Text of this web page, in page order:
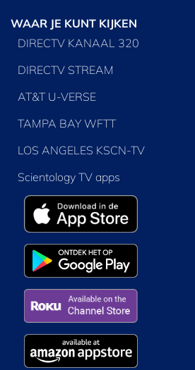
WAAR JE KUNT KIJKEN
DIRECTV KANAAL 320
DIRECTV STREAM
AT&T U-VERSE
TAMPA BAY WFTT
LOS ANGELES KSCN-TV
Scientology TV apps